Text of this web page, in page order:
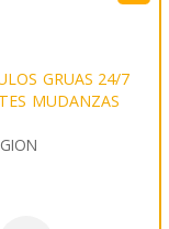
GRUAS 24/7
MUDANZAS